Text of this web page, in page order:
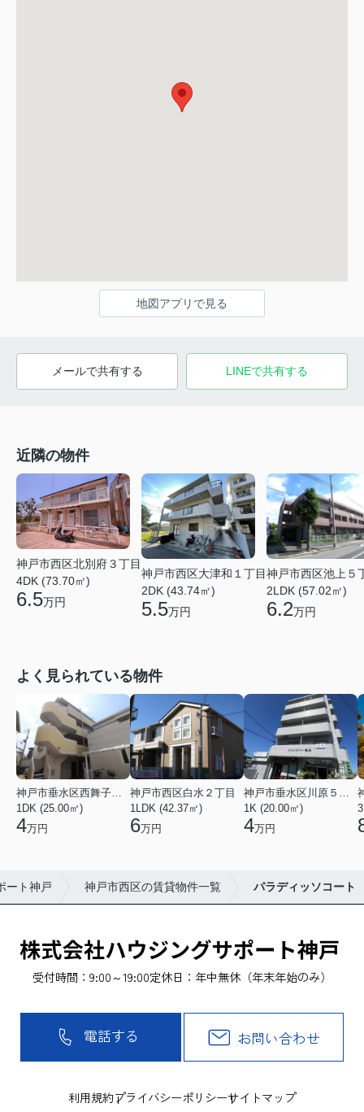
地図アプリで見る
メールで共有する LINEで共有する
近隣の物件
神戸市西区北別府３丁目
4DK (73.70㎡)
6.5万円
神戸市西区大津和１丁目
2DK (43.74㎡)
5.5万円
神戸市西区池上５
2LDK (57.02㎡)
6.2万円
よく見られている物件
神戸市垂水区西舞子２丁目
1DK (25.00㎡)
4万円
神戸市西区白水２丁目
1LDK (42.37㎡)
6万円
神戸市垂水区川原５丁目
1K (20.00㎡)
4万円
ート神戸 神戸市西区の賃貸物件一覧 パラディッソコート
受付時間：9:00～19:00定休日：年中無休（年末年始のみ）
電話する お問い合わせ
利用規約プライバシーポリシーサイトマップ